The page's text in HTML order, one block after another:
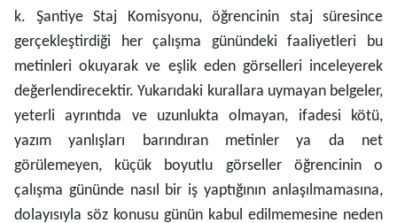
k. Şantiye Staj Komisyonu, öğrencinin staj süresince
gerçekleştirdiği her çalışma günündeki faaliyetleri bu
metinleri okuyarak ve eşlik eden görselleri inceleyerek
değerlendirecektir. Yukarıdaki kurallara uymayan belgeler,
yeterli ayrıntıda ve uzunlukta olmayan, ifadesi kötü,
yazım yanlışları barındıran metinler ya da net
görülemeyen, küçük boyutlu görseller öğrencinin o
çalışma gününde nasıl bir iş yaptığının anlaşılmamasına,
dolayısıyla söz konusu günün kabul edilmemesine neden